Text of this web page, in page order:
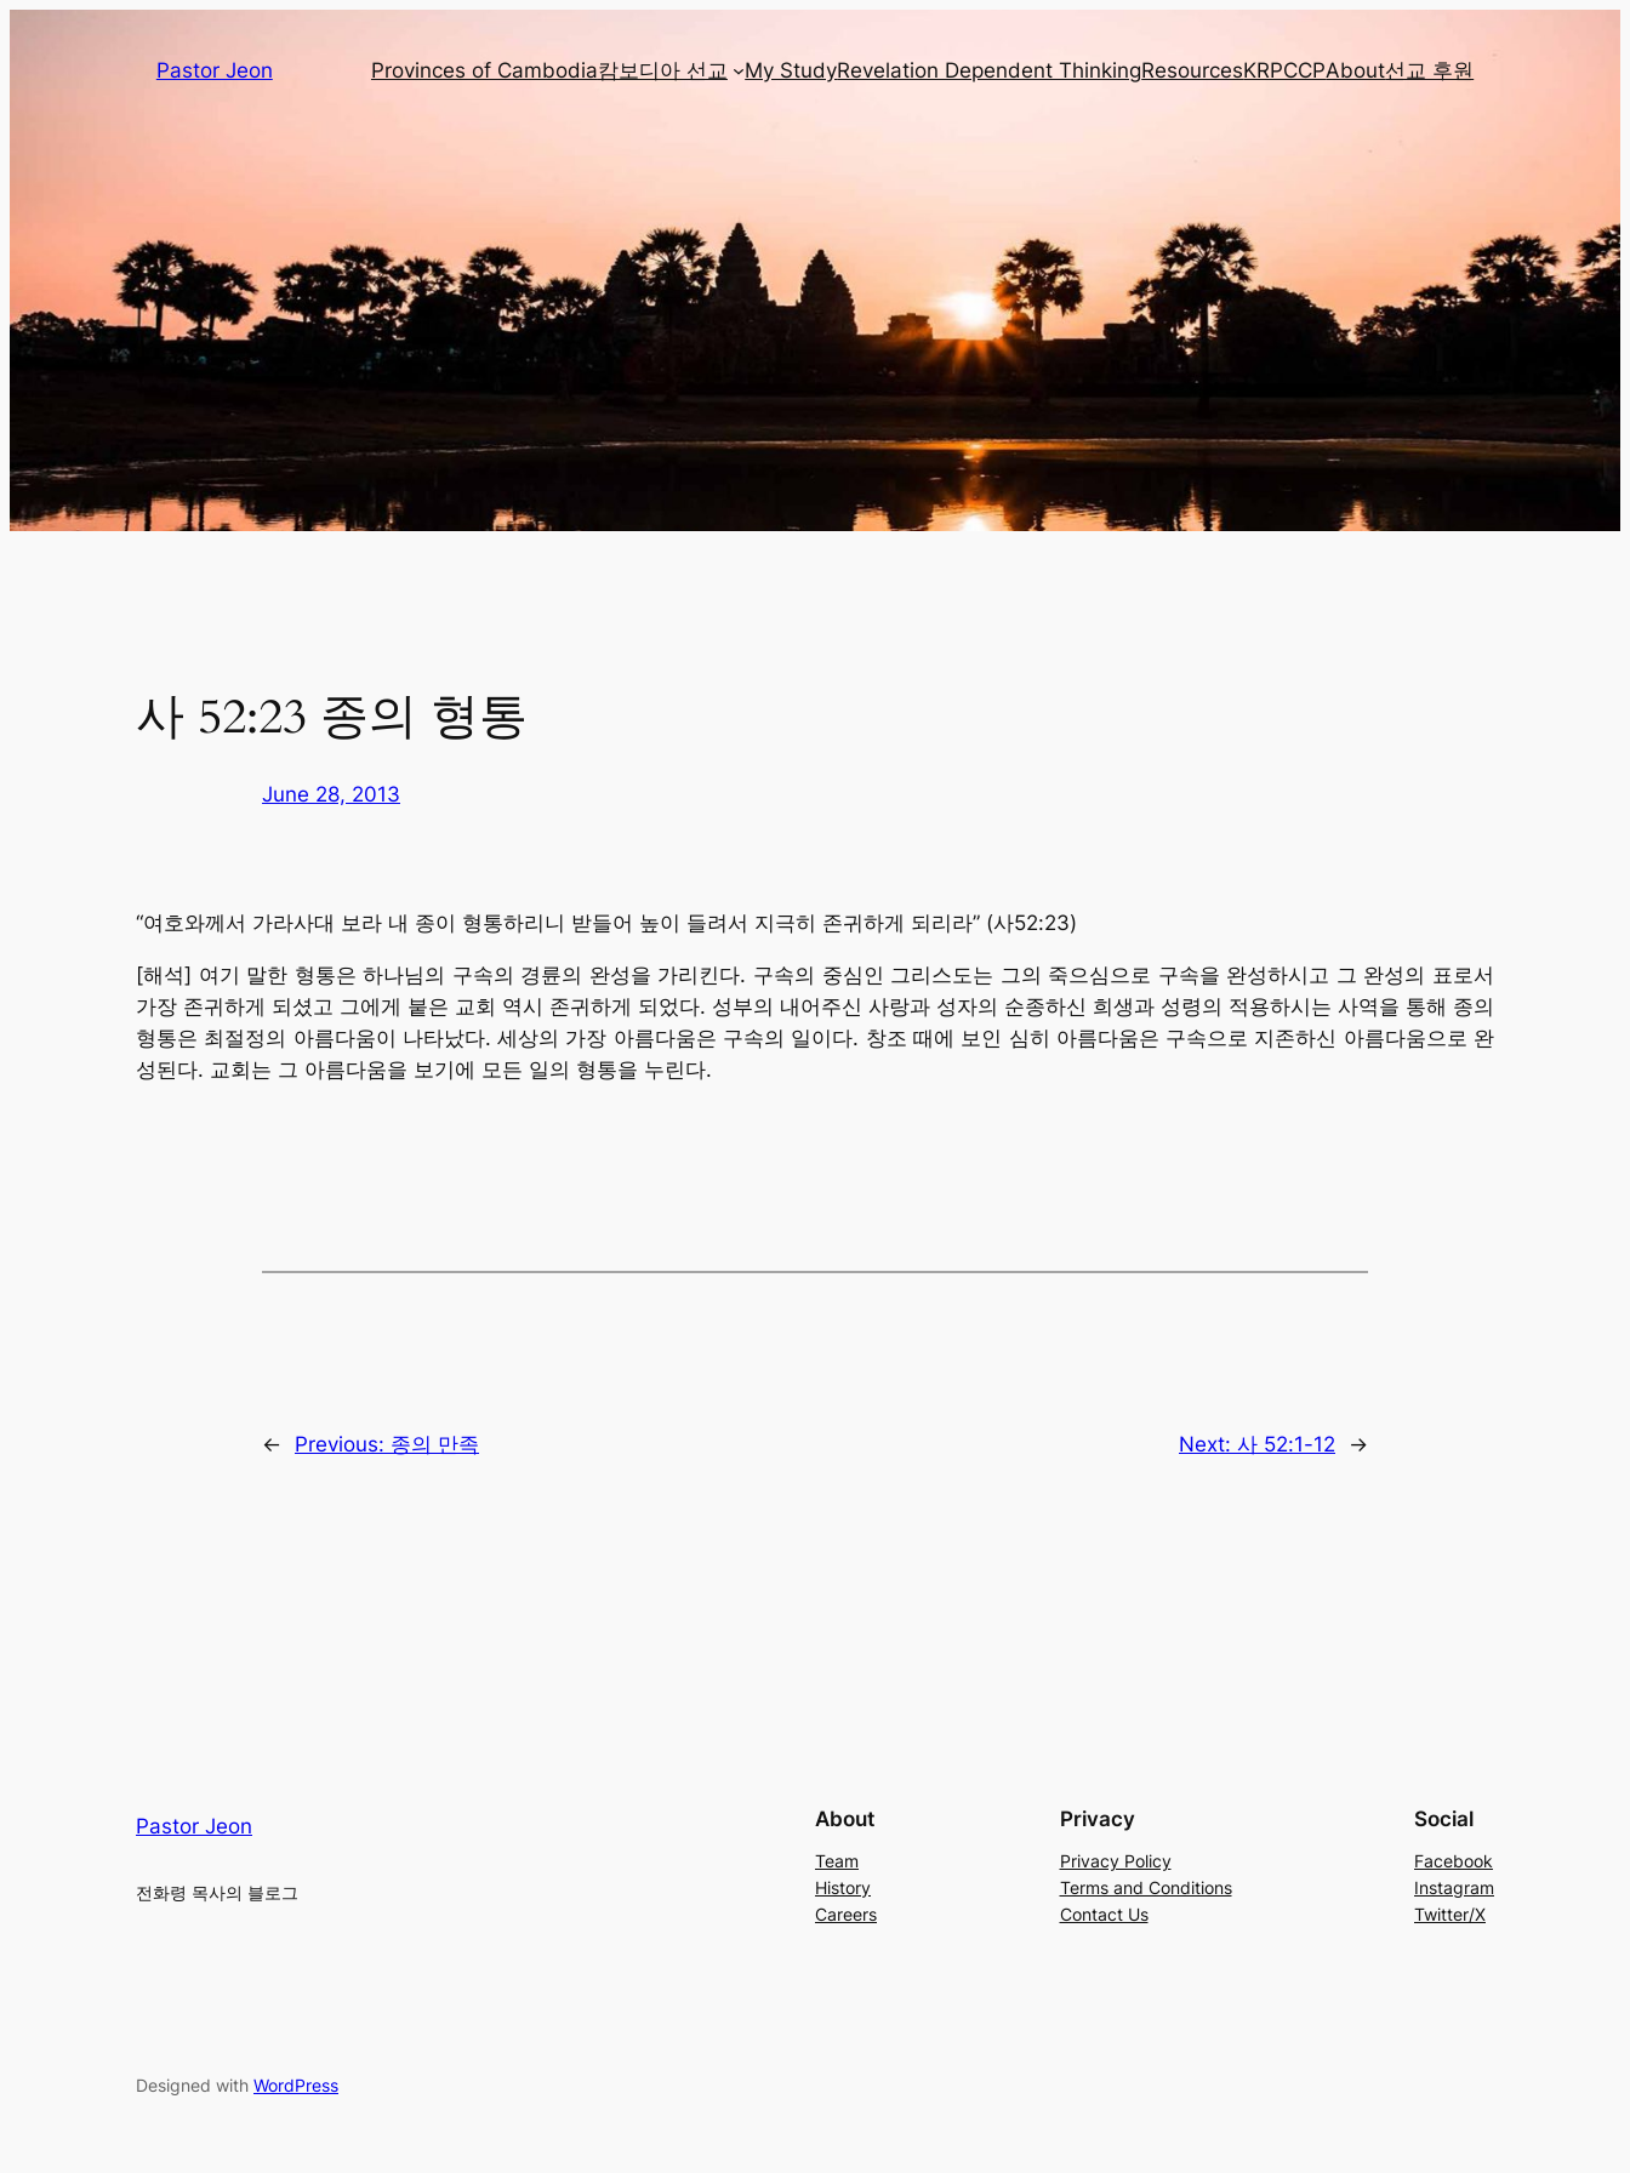
Pastor Jeon Provinces of Cambodia캄보디아 선교 My StudyRevelation Dependent ThinkingResourcesKRPCCPAbout선교 후원
사 52:23 종의 형통
June 28, 2013
“여호와께서 가라사대 보라 내 종이 형통하리니 받들어 높이 들려서 지극히 존귀하게 되리라” (사52:23)
[해석] 여기 말한 형통은 하나님의 구속의 경륜의 완성을 가리킨다. 구속의 중심인 그리스도는 그의 죽으심으로 구속을 완성하시고 그 완성의 표로서
가장 존귀하게 되셨고 그에게 붙은 교회 역시 존귀하게 되었다. 성부의 내어주신 사랑과 성자의 순종하신 희생과 성령의 적용하시는 사역을 통해 종의
형통은 최절정의 아름다움이 나타났다. 세상의 가장 아름다움은 구속의 일이다. 창조 때에 보인 심히 아름다움은 구속으로 지존하신 아름다움으로 완
성된다. 교회는 그 아름다움을 보기에 모든 일의 형통을 누린다.
← Previous: 종의 만족 Next: 사 52:1-12 →
Pastor Jeon
전화령 목사의 블로그
About
Team
History
Careers
Privacy
Privacy Policy
Terms and Conditions
Contact Us
Social
Facebook
Instagram
Twitter/X
Designed with WordPress